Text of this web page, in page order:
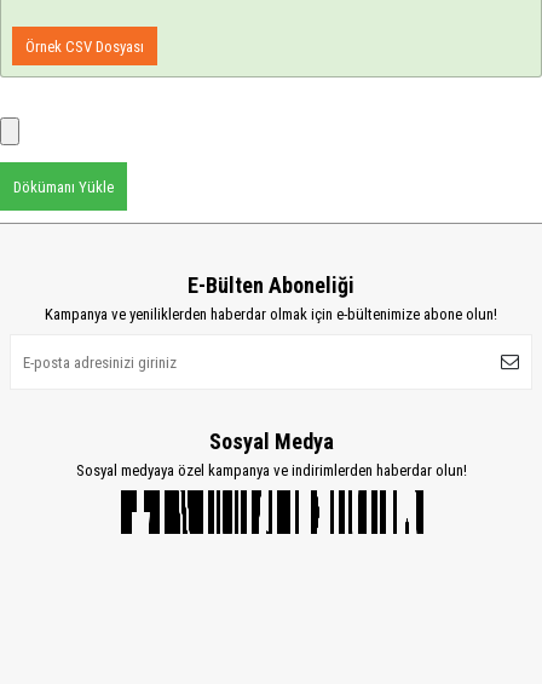
Örnek CSV Dosyası
Dökümanı Yükle
E-Bülten Aboneliği
Kampanya ve yeniliklerden haberdar olmak için e-bültenimize abone olun!
Sosyal Medya
Sosyal medyaya özel kampanya ve indirimlerden haberdar olun!